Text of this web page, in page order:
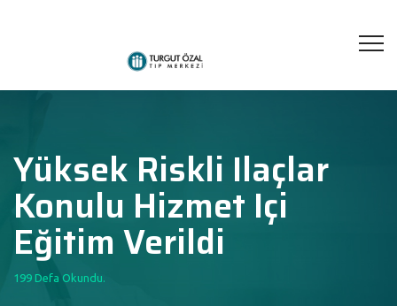
Yüksek Riskli Ilaçlar
Konulu Hizmet Içi
Eğitim Verildi
199 Defa Okundu.